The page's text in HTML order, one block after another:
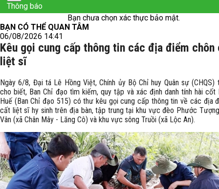
Thông báo
Bạn chưa chọn xác thực bảo mật.
BẠN CÓ THỂ QUAN TÂM
06/08/2026 14:41
Kêu gọi cung cấp thông tin các địa điểm chôn
liệt sĩ
Ngày 6/8, Đại tá Lê Hồng Việt, Chính ủy Bộ Chỉ huy Quân sự (CHQS)
cho biết, Ban Chỉ đạo tìm kiếm, quy tập và xác định danh tính hài cốt
Huế (Ban Chỉ đạo 515) có thư kêu gọi cung cấp thông tin về các địa
cất liệt sĩ hy sinh trên địa bàn, tập trung tại khu vực đèo Phước
Vân (xã Chân Mây - Lăng Cô) và khu vực sông Truồi (xã Lộc An).